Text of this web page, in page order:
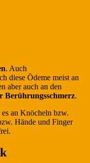
. Auch
diese Ödeme meist an
aber auch an den
Berührungsschmerz.
an Knöcheln bzw.
Hände und Finger